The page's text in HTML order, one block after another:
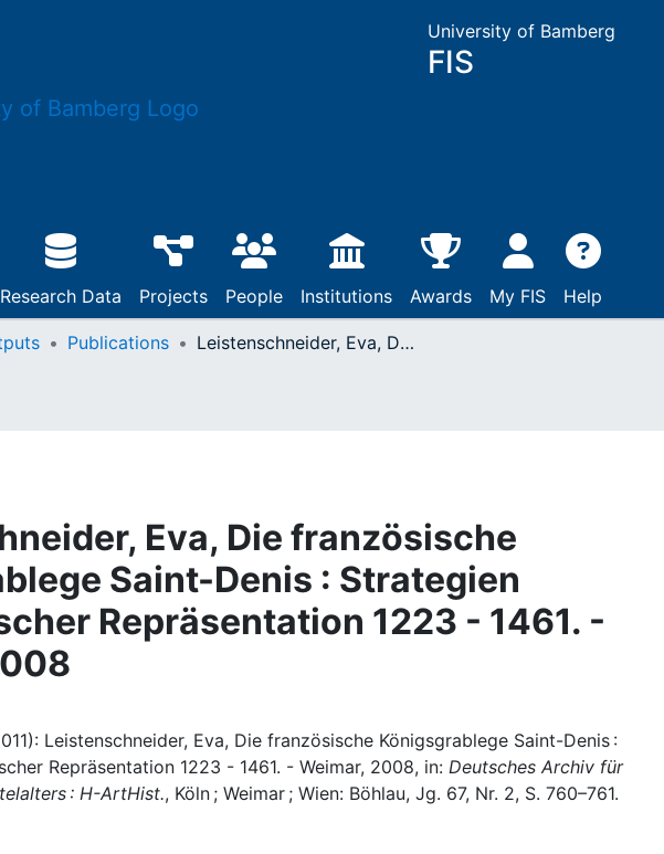
University of Bamberg
FIS
Research Data Projects People Institutions Awards My FIS Help
Publications Leistenschneider, Eva, Die französische Königsgrablege Saint-Denis : Strategien monarchischer Repräsentation 1223 - 1461. - Weimar, 2008
Eva, Die französische
Saint-Denis : Strategien
Repräsentation 1223 - 1461. -
Leistenschneider, Eva, Die französische Königsgrablege Saint-Denis :
Repräsentation 1223 - 1461. - Weimar, 2008, in: Deutsches Archiv für
: H-ArtHist., Köln ; Weimar ; Wien: Böhlau, Jg. 67, Nr. 2, S. 760–761.